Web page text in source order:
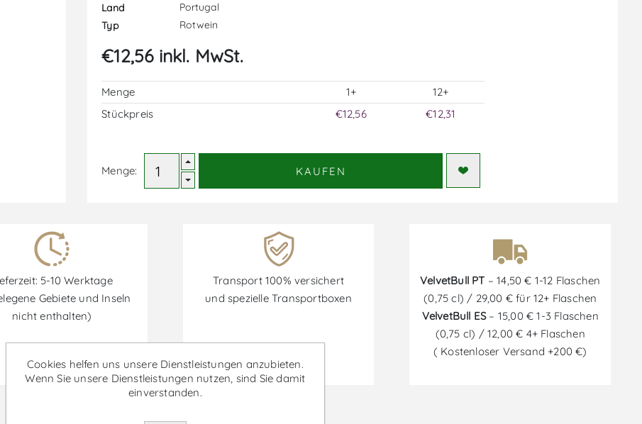
Land
Portugal
Typ
Rotwein
€12,56 inkl. MwSt.
Menge 1+
12+
Stückpreis
€12,56 €12,31
Menge: KAUFEN
5-10 Werktage
Gebiete und Inseln
nicht enthalten)
Transport 100% versichert
und spezielle Transportboxen
VelvetBull PT – 14,50 € 1-12 Flaschen
(0,75 cl) / 29,00 € für 12+ Flaschen
VelvetBull ES– 15,00 € 1-3 Flaschen
(0,75 cl) / 12,00 € 4+ Flaschen
( Kostenloser Versand +200 €)
Rabatte sind vom 30/06/2026 bis zum 30/09/2026 verfügbar.
Cookies helfen uns unsere Dienstleistungen anzubieten.
Wenn Sie unsere Dienstleistungen nutzen, sind Sie damit
einverstanden.